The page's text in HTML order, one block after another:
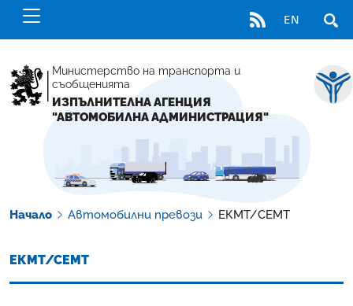
RSS EN
Министерство на транспорта и
съобщенията
ИЗПЪЛНИТЕЛНА АГЕНЦИЯ
"АВТОМОБИЛНА АДМИНИСТРАЦИЯ"
Начало Автомобилни превози ЕКМТ/СЕМТ
ЕКМТ/СЕМТ